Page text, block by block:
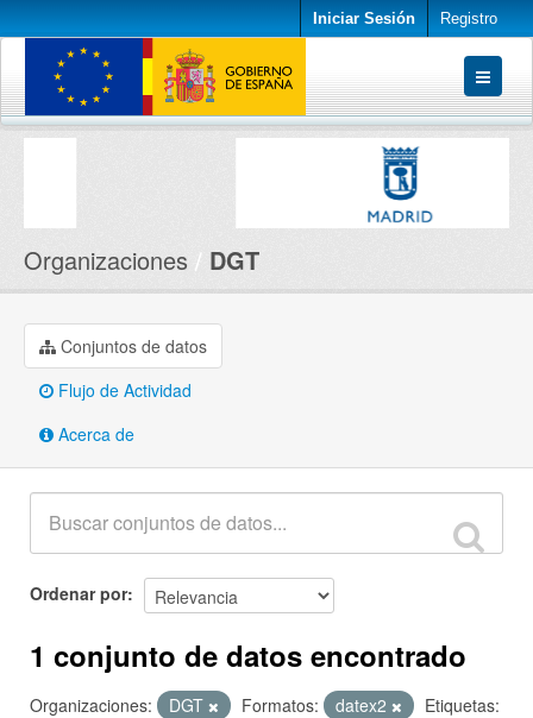
Iniciar Sesión Registro
Conjuntos de datos
Organizaciones DGT
Conjuntos de datos
Flujo de Actividad
Acerca de
Ordenar por
1 conjunto de datos encontrado
Organizaciones: DGT Formatos: datex2
Etiquetas: